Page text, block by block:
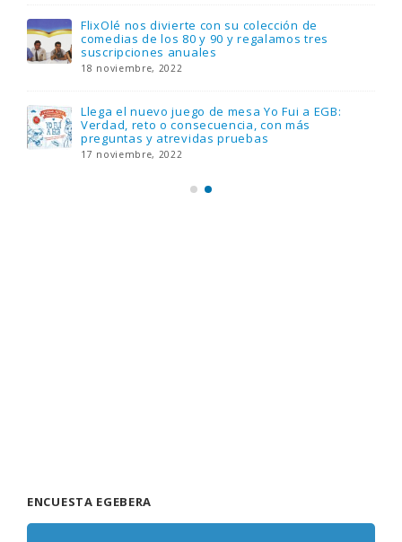
FlixOlé nos divierte con su colección de
comedias de los 80 y 90 y regalamos tres
suscripciones anuales
18 noviembre, 2022
Llega el nuevo juego de mesa Yo Fui a EGB:
Verdad, reto o consecuencia, con más
preguntas y atrevidas pruebas
17 noviembre, 2022
ENCUESTA EGEBERA